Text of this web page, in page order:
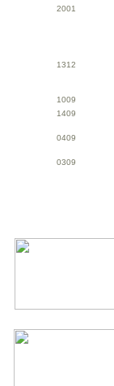
2001
1312
1009
1409
0409
0309